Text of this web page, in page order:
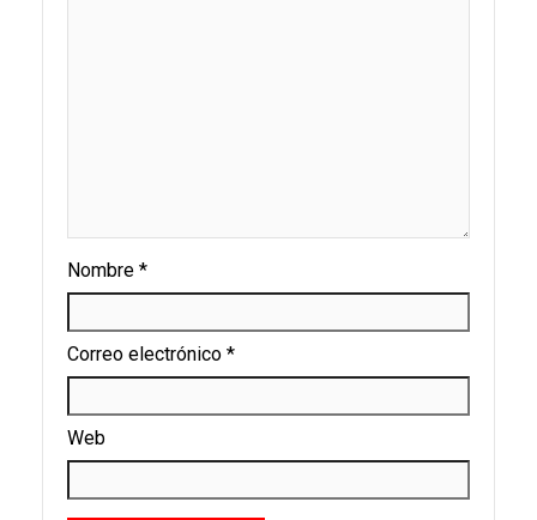
Nombre *
Correo electrónico *
Web